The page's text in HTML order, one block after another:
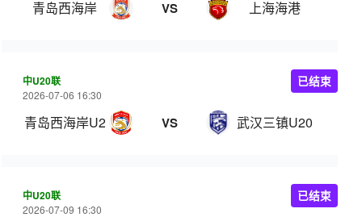
青岛西海岸 VS 上海海港
中U20联
2026-07-06 16:30
青岛西海岸U20 VS 武汉三镇U20
已结束
中U20联
2026-07-09 16:30
已结束